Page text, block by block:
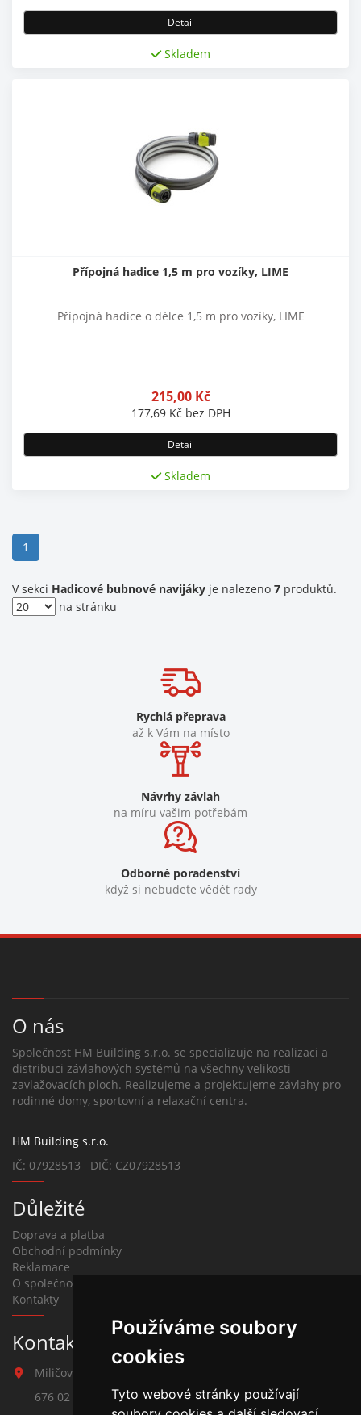
Používáme soubory
cookies
Tyto webové stránky používají
Detail
Skladem
Přípojná hadice 1,5 m pro vozíky, LIME
Přípojná hadice o délce 1,5 m pro vozíky, LIME
215,00 Kč
177,69 Kč bez DPH
Detail
Skladem
1
V sekci Hadicové bubnové navijáky je nalezeno 7 produktů.
na stránku
Rychlá přeprava
až k Vám na místo
Návrhy závlah
na míru vašim potřebám
Odborné poradenství
když si nebudete vědět rady
O nás
Společnost HM Building s.r.o. se specializuje na realizaci a
distribuci závlahových systémů na všechny velikosti
zavlažovacích ploch. Realizujeme a projektujeme závlahy pro
rodinné domy, sportovní a relaxační centra.
HM Building s.r.o.
IČ: 07928513 DIČ: CZ07928513
Důležité
Doprava a platba
Obchodní podmínky
Reklamace
O společnosti
Kontakty
Kontakt na závlahy
Miličova 541
676 02 Moravské Budějovice